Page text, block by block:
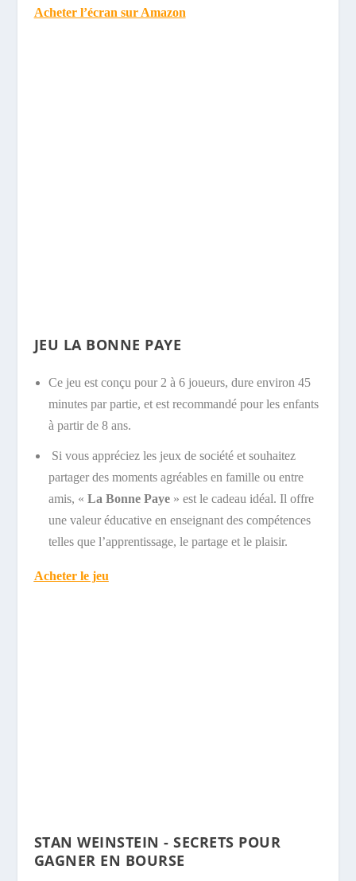
Acheter l’écran sur Amazon
JEU LA BONNE PAYE
Ce jeu est conçu pour 2 à 6 joueurs, dure environ 45
minutes par partie, et est recommandé pour les enfants
à partir de 8 ans.
Si vous appréciez les jeux de société et souhaitez
partager des moments agréables en famille ou entre
amis, « La Bonne Paye» est le cadeau idéal. Il offre
une valeur éducative en enseignant des compétences
telles que l’apprentissage, le partage et le plaisir.
Acheter le jeu
STAN WEINSTEIN - SECRETS POUR
GAGNER EN BOURSE